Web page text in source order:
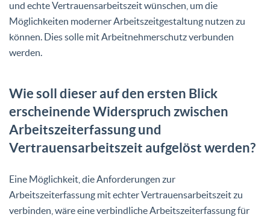
und echte Vertrauensarbeitszeit wünschen, um die
Möglichkeiten moderner Arbeitszeitgestaltung nutzen zu
können. Dies solle mit Arbeitnehmerschutz verbunden
werden.
Wie soll dieser auf den ersten Blick
erscheinende Widerspruch zwischen
Arbeitszeiterfassung und
Vertrauensarbeitszeit aufgelöst werden?
Eine Möglichkeit, die Anforderungen zur
Arbeitszeiterfassung mit echter Vertrauensarbeitszeit zu
verbinden, wäre eine verbindliche Arbeitszeiterfassung für